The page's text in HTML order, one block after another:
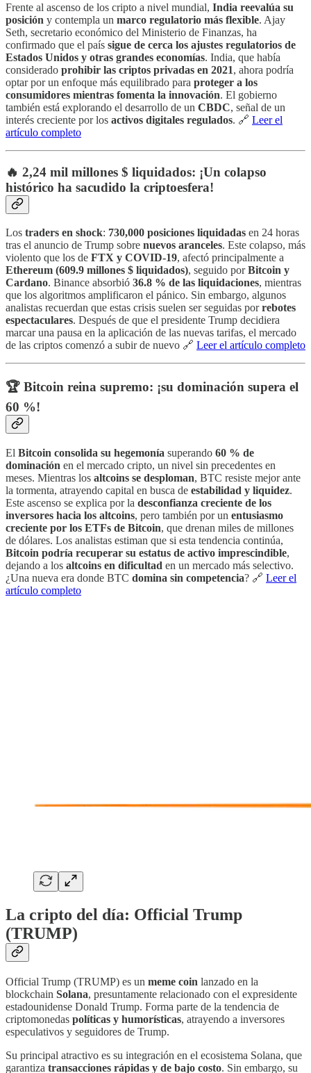
Frente al ascenso de los cripto a nivel mundial, India reevalúa su
posición y contempla un marco regulatorio más flexible. Ajay
Seth, secretario económico del Ministerio de Finanzas, ha
confirmado que el país sigue de cerca los ajustes regulatorios de
Estados Unidos y otras grandes economías. India, que había
considerado prohibir las criptos privadas en 2021, ahora podría
optar por un enfoque más equilibrado para proteger a los
consumidores mientras fomenta la innovación. El gobierno
también está explorando el desarrollo de un CBDC, señal de un
interés creciente por los activos digitales regulados. 🔗 Leer el
artículo completo
🔥 2,24 mil millones $ liquidados: ¡Un colapso
histórico ha sacudido la criptoesfera!
Los traders en shock: 730,000 posiciones liquidadas en 24 horas
tras el anuncio de Trump sobre nuevos aranceles. Este colapso, más
violento que los de FTX y COVID-19, afectó principalmente a
Ethereum (609.9 millones $ liquidados), seguido porBitcoin y
Cardano. Binance absorbió 36.8 % de las liquidaciones, mientras
que los algoritmos amplificaron el pánico. Sin embargo, algunos
analistas recuerdan que estas crisis suelen ser seguidas porrebotes
espectaculares. Después de que el presidente Trump decidiera
marcar una pausa en la aplicación de las nuevas tarifas, el mercado
de las criptos comenzó a subir de nuevo 🔗 Leer el artículo completo
🏆 Bitcoin reina supremo: ¡su dominación supera el
60 %!
El Bitcoin consolida su hegemonía superando 60 % de
dominación en el mercado cripto, un nivel sin precedentes en
meses. Mientras los altcoins se desploman, BTC resiste mejor ante
la tormenta, atrayendo capital en busca de estabilidad y liquidez.
Este ascenso se explica por la desconfianza creciente de los
inversores hacia los altcoins, pero también por un entusiasmo
creciente por los ETFs de Bitcoin, que drenan miles de millones
de dólares. Los analistas estiman que si esta tendencia continúa,
Bitcoin podría recuperar su estatus de activo imprescindible,
dejando a los altcoins en dificultad en un mercado más selectivo.
¿Una nueva era donde BTC domina sin competencia? 🔗 Leer el
artículo completo
La cripto del día: Official Trump
(TRUMP)
Official Trump (TRUMP) es un meme coin lanzado en la
blockchain Solana, presuntamente relacionado con el expresidente
estadounidense Donald Trump. Forma parte de la tendencia de
criptomonedas políticas y humorísticas, atrayendo a inversores
especulativos y seguidores de Trump.
Su principal atractivo es su integración en el ecosistema Solana, que
garantiza transacciones rápidas y de bajo costo. Sin embargo, su